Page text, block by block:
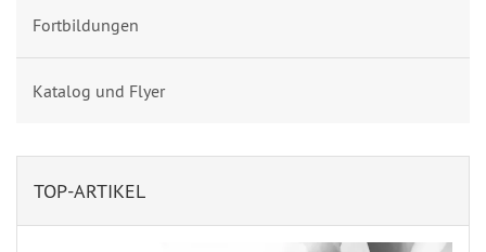
Fortbildungen
Katalog und Flyer
TOP-ARTIKEL